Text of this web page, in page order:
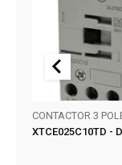
CONTACTOR 3
XTCE025C10TD -